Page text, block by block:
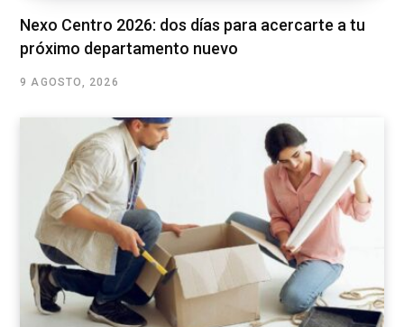
Nexo Centro 2026: dos días para acercarte a tu
próximo departamento nuevo
9 AGOSTO, 2026